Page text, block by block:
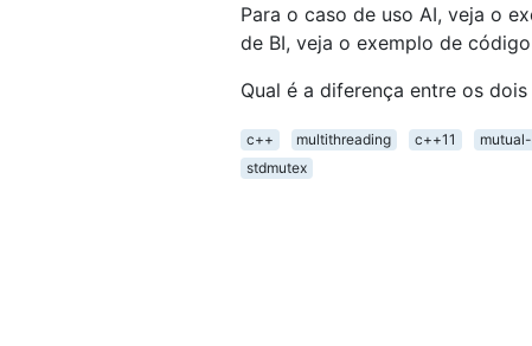
Para o caso de uso AI, veja o
de BI, veja o exemplo de
Qual é a diferença entre os
c++ multithreading c++11
stdmutex